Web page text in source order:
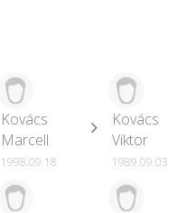
Kovács
Marcell
1998.09.18
Kovács
Viktor
1989.09.03